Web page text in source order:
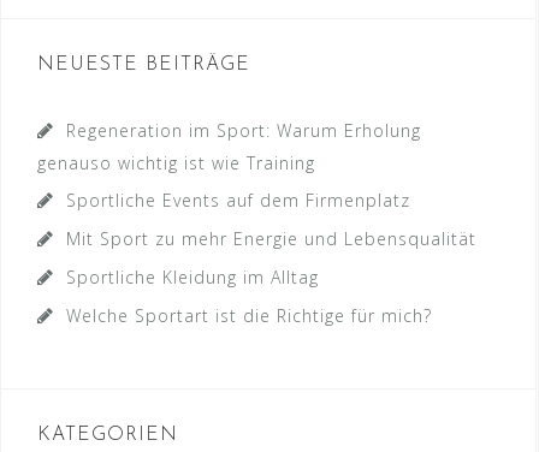
NEUESTE BEITRÄGE
Regeneration im Sport: Warum Erholung
genauso wichtig ist wie Training
Sportliche Events auf dem Firmenplatz
Mit Sport zu mehr Energie und Lebensqualität
Sportliche Kleidung im Alltag
Welche Sportart ist die Richtige für mich?
KATEGORIEN